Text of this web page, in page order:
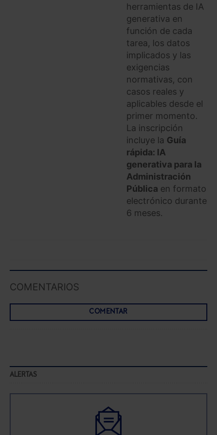
herramientas de IA
generativa en
función de cada
tarea, los datos
implicados y las
exigencias
normativas, con
casos reales y
aplicables desde el
primer momento.
La inscripción
incluye la Guía
rápida: IA
generativa para la
Administración
Pública en formato
electrónico durante
6 meses.
COMENTARIOS
COMENTAR
ALERTAS